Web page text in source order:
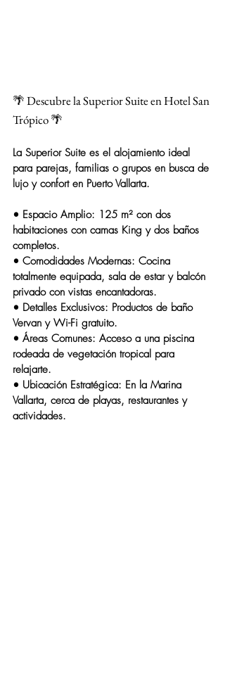
🌴 Descubre la Superior Suite en Hotel San
Trópico 🌴
La Superior Suite es el alojamiento ideal
para parejas, familias o grupos en busca de
lujo y confort en Puerto Vallarta.
• Espacio Amplio: 125 m² con dos
habitaciones con camas King y dos baños
completos.
• Comodidades Modernas: Cocina
totalmente equipada, sala de estar y balcón
privado con vistas encantadoras.
• Detalles Exclusivos: Productos de baño
Vervan y Wi-Fi gratuito.
• Áreas Comunes: Acceso a una piscina
rodeada de vegetación tropical para
relajarte.
• Ubicación Estratégica: En la Marina
Vallarta, cerca de playas, restaurantes y
actividades.